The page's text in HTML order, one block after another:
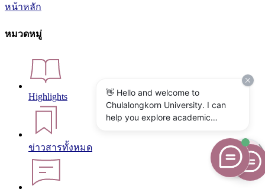
หน้าหลัก
หมวดหมู่
Highlights
ข่าวสารทั้งหมด
👋 Hello and welcome to
Chulalongkorn University. I can
help you explore academic